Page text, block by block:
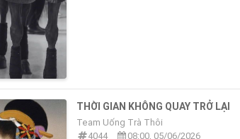
THỜI GIAN KHÔNG QUAY TRỞ LẠI
Team Uống Trà Thôi
4044
08:00, 05/06/2026